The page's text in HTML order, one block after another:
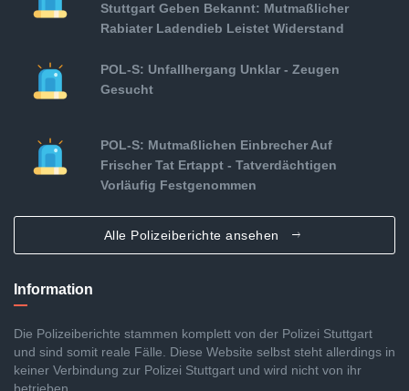
Stuttgart Geben Bekannt: Mutmaßlicher
Rabiater Ladendieb Leistet Widerstand
POL-S: Unfallhergang Unklar - Zeugen
Gesucht
POL-S: Mutmaßlichen Einbrecher Auf
Frischer Tat Ertappt - Tatverdächtigen
Vorläufig Festgenommen
Alle Polizeiberichte ansehen
Information
Die Polizeiberichte stammen komplett von der Polizei Stuttgart
und sind somit reale Fälle. Diese Website selbst steht allerdings in
keiner Verbindung zur Polizei Stuttgart und wird nicht von ihr